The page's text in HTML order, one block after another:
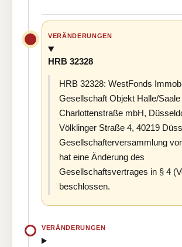
VERÄNDERUNGEN
HRB 32328
HRB 32328: WestFonds
Gesellschaft Objekt Halle/Saale
Charlottenstraße mbH,
Völklinger Straße 4, 40219
Gesellschafterversammlung
hat eine Änderung des
Gesellschaftsvertrages in § 4
beschlossen.
VERÄNDERUNGEN